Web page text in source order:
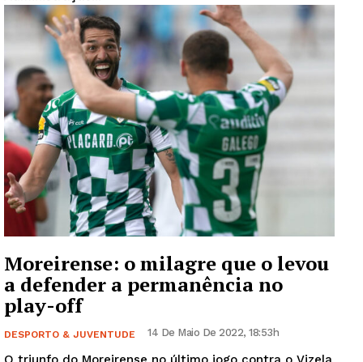
Europa
Grande Entrevista
Publicidade
Quero ser Assinante
Moreirense: o milagre que o levou
a defender a permanência no
play-off
DESPORTO & JUVENTUDE 14 De Maio De 2022, 18:53h